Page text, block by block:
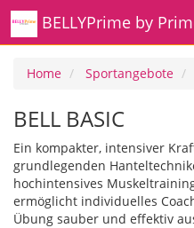
BELLYPrime by
Home Sportangebote
BELL BASIC
Ein kompakter, intensiver
grundlegenden
hochintensives
ermöglicht individuelles
Übung sauber und effektiv